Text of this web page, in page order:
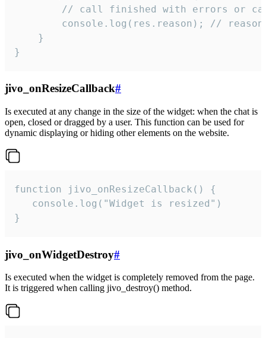
// call finished with errors or
console.log(res.reason); //
    }
}
jivo_onResizeCallback#
Is executed at any change in the size of the widget: when the chat is
open, closed or dragged by a user. This function can be used for
dynamic displaying or hiding other elements on the website.
function jivo_onResizeCallback() {
   console.log("Widget is resized")
}
jivo_onWidgetDestroy#
Is executed when the widget is completely removed from the page.
It is triggered when calling jivo_destroy() method.